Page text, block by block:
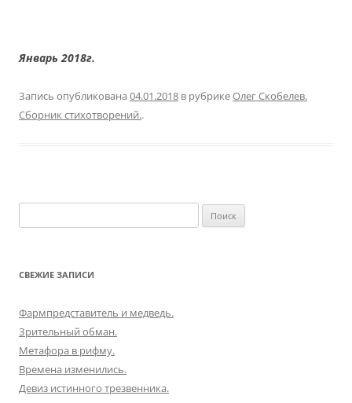
Январь 2018г.
Запись опубликована 04.01.2018 в рубрикеОлег Скобелев.
Сборник стихотворений..
СВЕЖИЕ ЗАПИСИ
Фармпредставитель и медведь.
Зрительный обман.
Метафора в рифму.
Времена изменились.
Девиз истинного трезвенника.